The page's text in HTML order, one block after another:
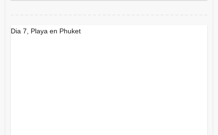
Dia 7, Playa en Phuket